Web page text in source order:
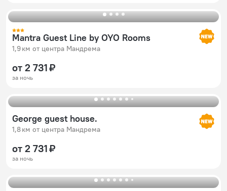
Mantra Guest Line by OYO Rooms
1,9 км от центра Мандрема
от 2 731 ₽
за ночь
George guest house.
1,8 км от центра Мандрема
от 2 731 ₽
за ночь